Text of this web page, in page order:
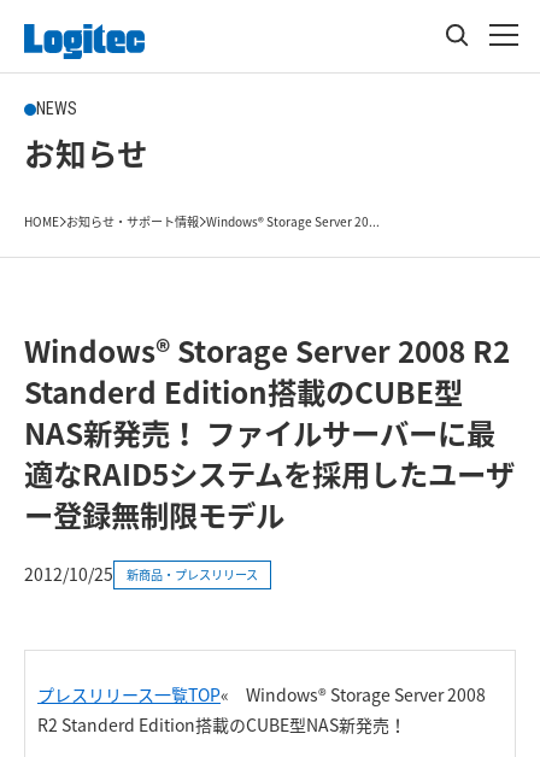
NEWS
お知らせ
HOME お知らせ・サポート情報 Windows® Storage Server 20...
Windows® Storage Server 2008 R2
Standerd Edition搭載のCUBE型
NAS新発売！ ファイルサーバーに最
適なRAID5システムを採用したユーザ
ー登録無制限モデル
2012/10/25 新商品・プレスリリース
プレスリリース一覧TOP« Windows® Storage Server 2008
R2 Standerd Edition搭載のCUBE型NAS新発売！